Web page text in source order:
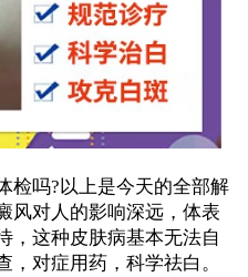
吗?以上是今天的全部解
风对人的影响深远，体表
，这种皮肤病基本无法自
对症用药，科学祛白。